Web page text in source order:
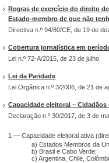
Regras de exercício do direito
Estado-membro de que não
Directiva n.º 94/80/CE, de 19 de
Cobertura jornalística em
Lei n.º 72-A/2015, de 23 de julho
Lei da Paridade
Lei Orgânica n.º 3/2006, de 21 de
Capacidade eleitoral –
Declaração n.º 30/2017, de 3 de
1 — Capacidade eleitoral ativa
a) Estados Membros da
b) Brasil e Cabo Verde;
c) Argentina, Chile,